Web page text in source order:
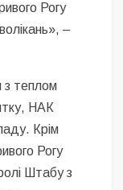
Рогу
–
з теплом
НАК
Крім
Рогу
Штабу з